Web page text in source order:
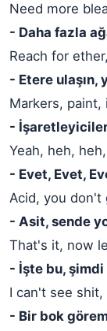
Need more
- Daha fazla
Reach for
- Etere ulaşın,
Markers, paint,
-
Yeah, heh,
- Evet, Evet,
Acid, you don't
- Asit, sende
That's it, now
- İşte bu,
I can't see
- Bir bok